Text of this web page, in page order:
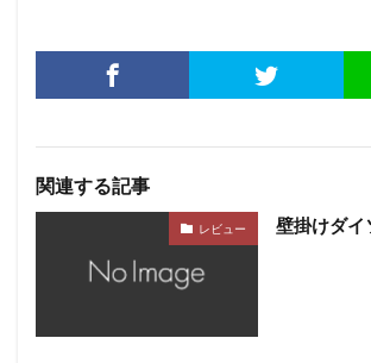
関連する記事
レビュー 壁掛けダイ